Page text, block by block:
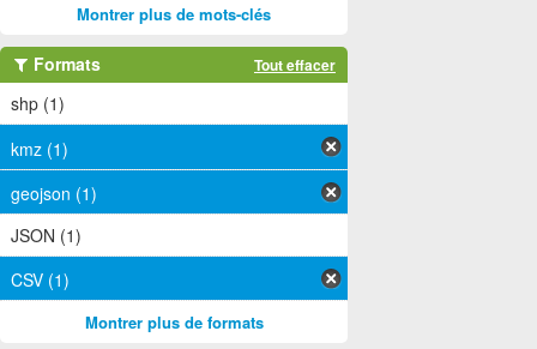
Montrer plus de mots-clés
Formats Tout effacer
shp (1)
kmz (1)
geojson (1)
JSON (1)
CSV (1)
Montrer plus de formats